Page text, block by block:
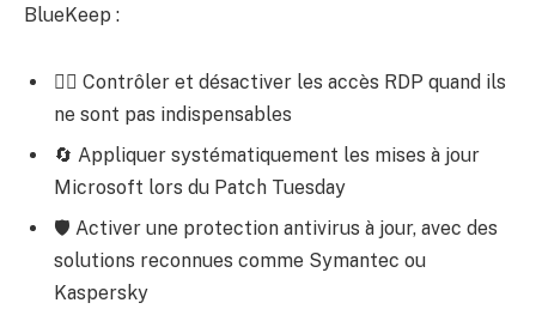
BlueKeep :
🕵️‍♂️ Contrôler et désactiver les accès RDP quand ils
ne sont pas indispensables
🔄 Appliquer systématiquement les mises à jour
Microsoft lors du Patch Tuesday
🛡 Activer une protection antivirus à jour, avec des
solutions reconnues comme Symantec ou
Kaspersky